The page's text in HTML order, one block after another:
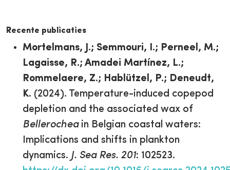
Recente publicaties
Mortelmans, J.; Semmouri, I.; Perneel, M.;
Lagaisse, R.; Amadei Martínez, L.;
Rommelaere, Z.; Hablützel, P.; Deneudt,
K. (2024). Temperature-induced copepod
depletion and the associated wax of
Bellerocheain Belgian coastal waters:
Implications and shifts in plankton
dynamics. J. Sea Res. 201: 102523.